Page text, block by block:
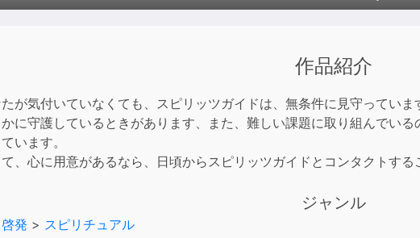
or
作品紹介
が気付いていなくても、スピリッツガイドは、無条件に見守っていま
に守護しているときがあります、また、難しい課題に取り組んでい
います。
、心に用意があるなら、日頃からスピリッツガイドとコンタクトする
ジャンル
発 > スピリチュアル